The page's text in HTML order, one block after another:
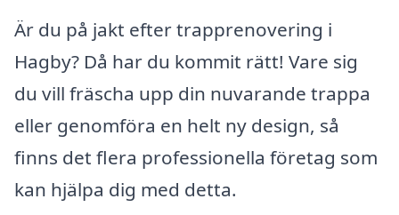
Är du på jakt efter trapprenovering i
Hagby? Då har du kommit rätt! Vare sig
du vill fräscha upp din nuvarande trappa
eller genomföra en helt ny design, så
finns det flera professionella företag som
kan hjälpa dig med detta.